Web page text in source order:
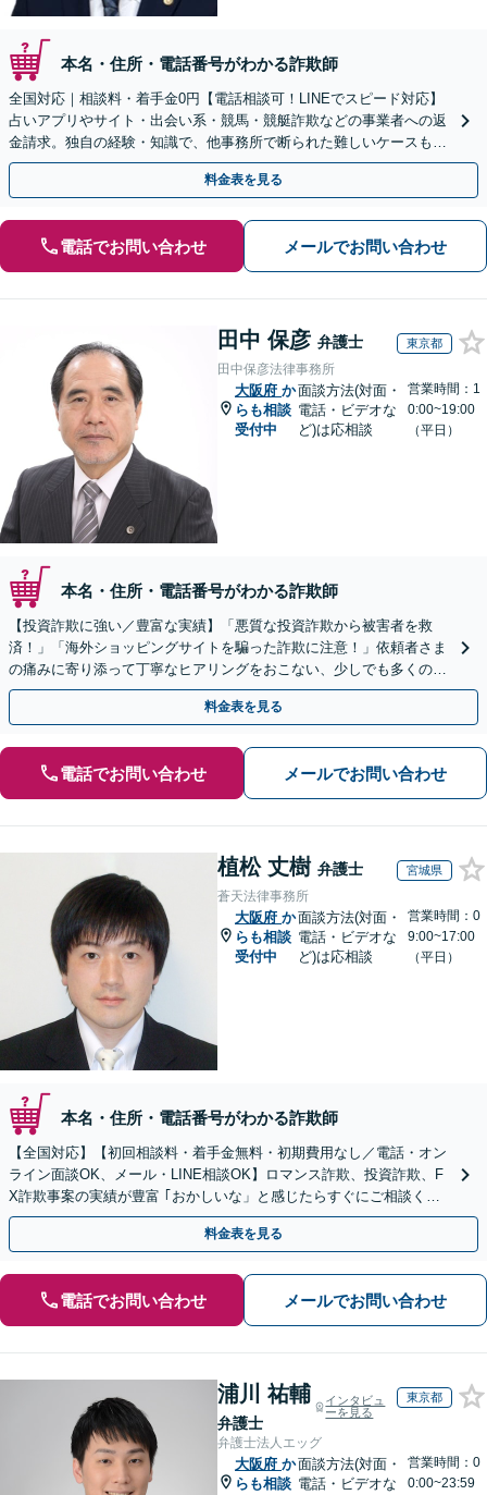
本名・住所・電話番号がわかる詐欺師
全国対応｜相談料・着手金0円【電話相談可！LINEでスピード対応】
占いアプリやサイト・出会い系・競馬・競艇詐欺などの事業者への返
金請求。独自の経験・知識で、他事務所で断られた難しいケースも解
決に導いた実績あり。まずはお気軽にご相談ください
料金表を見る
電話でお問い合わせ メールでお問い合わせ
田中 保彦 弁護士 東京都
田中保彦法律事務所
大阪府 か
らも相談
受付中
面談方法(対面・
電話・ビデオな
ど)は応相談
営業時間：1
0:00~19:00
（平日）
本名・住所・電話番号がわかる詐欺師
【投資詐欺に強い／豊富な実績】「悪質な投資詐欺から被害者を救
済！」「海外ショッピングサイトを騙った詐欺に注意！」依頼者さま
の痛みに寄り添って丁寧なヒアリングをおこない、少しでも多くの返
金が得られるよう尽力します！
料金表を見る
電話でお問い合わせ メールでお問い合わせ
植松 丈樹 弁護士 宮城県
蒼天法律事務所
大阪府 か
らも相談
受付中
面談方法(対面・
電話・ビデオな
ど)は応相談
営業時間：0
9:00~17:00
（平日）
本名・住所・電話番号がわかる詐欺師
【全国対応】【初回相談料・着手金無料・初期費用なし／電話・オン
ライン面談OK、メール・LINE相談OK】ロマンス詐欺、投資詐欺、F
X詐欺事案の実績が豊富 ｢おかしいな」と感じたらすぐにご相談くだ
さい。
料金表を見る
電話でお問い合わせ メールでお問い合わせ
浦川 祐輔
弁護士
インタビュ
ーを見る
東京都
弁護士法人エッグ
大阪府 か
らも相談
面談方法(対面・
電話・ビデオな
営業時間：0
0:00~23:59